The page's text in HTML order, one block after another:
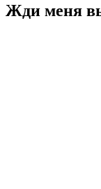
Жди меня